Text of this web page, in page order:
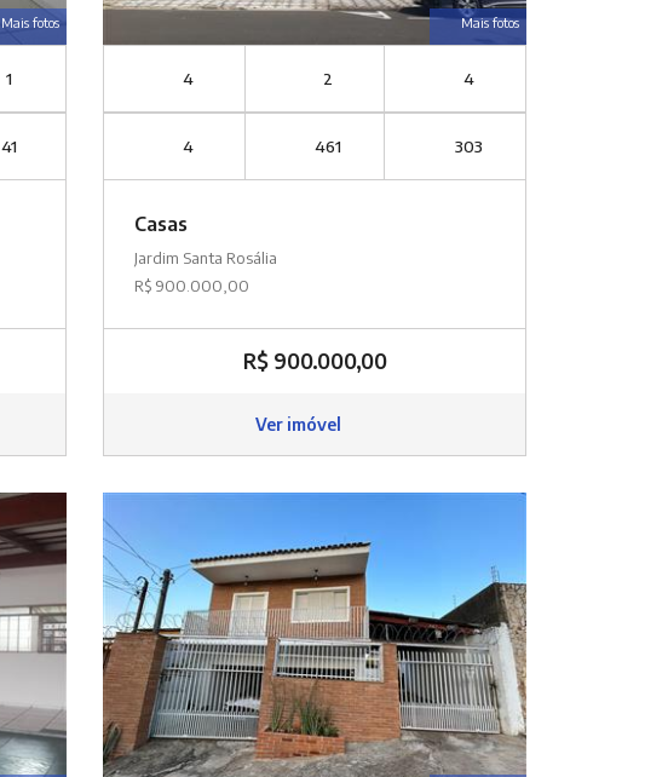
Mais fotos
1
41
Mais fotos
4 2 4
4 461 303
Casas
Jardim Santa Rosália
R$ 900.000,00
R$ 900.000,00
Ver imóvel